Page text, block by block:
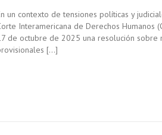
un contexto de tensiones políticas y
Interamericana de Derechos Humanos
de octubre de 2025 una resolución sobre
[…]